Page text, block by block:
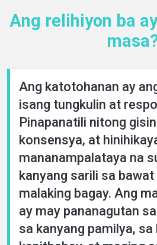
Ang relihiyon ba
Ang katotohanan ay
isang tungkulin at
Pinapanatili nitong
konsensya, at
mananampalataya na
kanyang sarili sa
malaking bagay. Ang
ay may pananagutan
sa kanyang pamilya, sa